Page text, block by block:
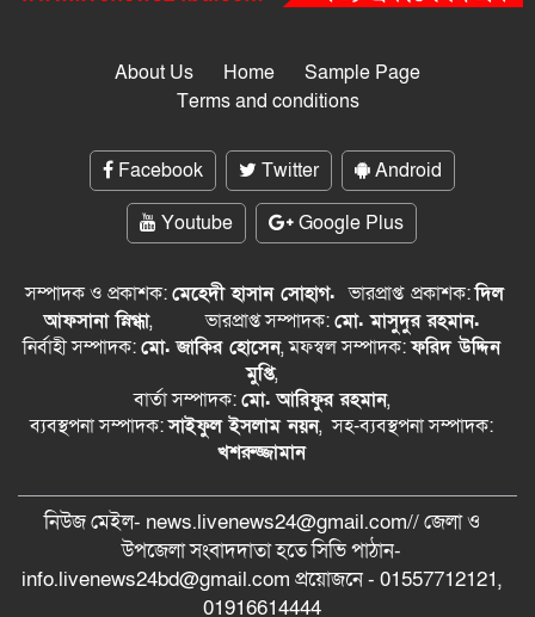
About Us Home
Sample Page
Terms and conditions
Facebook Twitter
Android
Youtube
Google Plus
সম্পাদক ও প্রকাশক:মেহেদী হাসান সোহাগ.ভারপ্রাপ্ত প্রকাশক:দিল
আফসানা স্নিগ্ধা, ভারপ্রাপ্ত সম্পাদক:মো. মাসুদুর রহমান.
নির্বাহী সম্পাদক:মো. জাকির হোসেন, মফস্বল সম্পাদক:ফরিদ উদ্দিন
মুপ্তি,
বার্তা সম্পাদক:মো. আরিফুর রহমান,
ব্যবস্থপনা সম্পাদক:সাইফুল ইসলাম নয়ন, সহ-ব্যবস্থপনা সম্পাদক:
খশরুজ্জামান
নিউজ মেইল- news.livenews24@gmail.com// জেলা ও
‍উপজেলা সংবাদদাতা হতে সিভি পাঠান-
info.livenews24bd@gmail.com প্রয়োজনে - 01557712121,
01916614444